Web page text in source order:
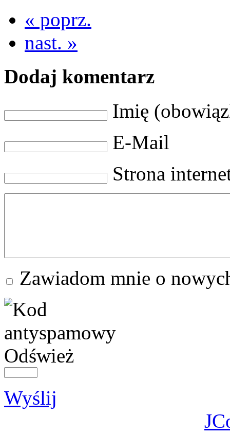
« poprz.
nast. »
Dodaj komentarz
Imię
E-Mail
Strona
Zawiadom mnie o
Odśwież
Wyślij